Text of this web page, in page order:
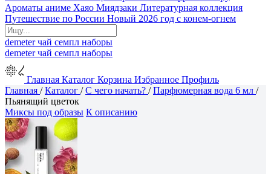
Ароматы аниме Хаяо Миядзаки Литературная коллекция
Путешествие по России Новый 2026 год с конем-огнем
demeterчай семпл наборы
demeterчай семпл наборы
Главная Каталог Корзина Избранное Профиль
Главная /Каталог /С чего начать? /Парфюмерная вода 6 мл /
Пьянящий цветок
Миксы под образы К описанию